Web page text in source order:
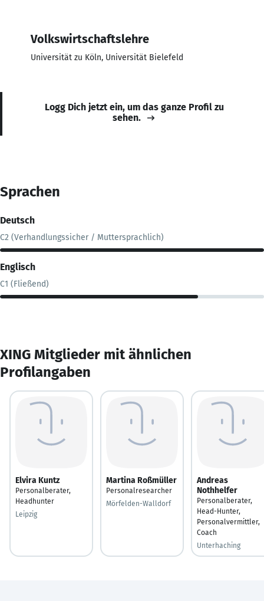
Volkswirtschaftslehre
Universität zu Köln, Universität Bielefeld
Logg Dich jetzt ein, um das ganze Profil zu
sehen.
Sprachen
Deutsch
C2 (Verhandlungssicher / Muttersprachlich)
Englisch
C1 (Fließend)
XING Mitglieder mit ähnlichen
Profilangaben
Elvira Kuntz
Personalberater,
Headhunter
Leipzig
Martina Roßmüller
Personalresearcher
Mörfelden-Walldorf
Andreas
Nothhelfer
Personalberater,
Head-Hunter,
Personalvermittler,
Coach
Unterhaching